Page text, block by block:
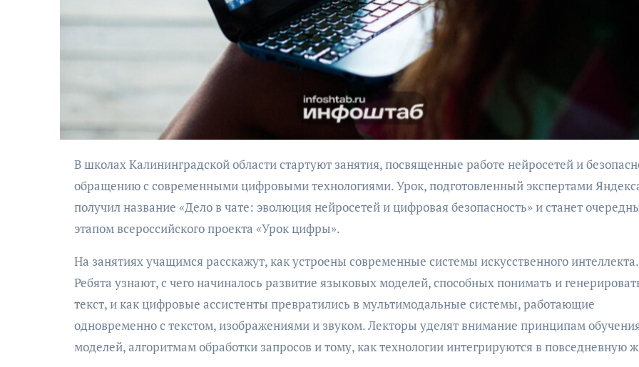
В школах Калининградской области стартуют занятия, посвященные работе нейросетей и безопасному
обращению с современными цифровыми технологиями. Урок, подготовленный экспертами
получил название «Дело в чате: эволюция нейросетей и цифровая безопасность» и станет
этапом всероссийского проекта «Урок цифры».
На занятиях учащимся расскажут, как устроены современные системы искусственного интеллекта.
Ребята узнают, с чего начиналось развитие языковых моделей, способных понимать и
текст, и как цифровые ассистенты превратились в мультимодальные системы, работающие
одновременно с текстом, изображениями и звуком. Лекторы уделят внимание принципам
моделей, алгоритмам обработки запросов и тому, как технологии интегрируются в повседневную
Музыкально-
поэтический
моноспектакль
«Исповедь в четыре
четверти пути»
КУЛЬТУРА
ОБЩЕСТВО
Николай Патрушев
поддержал
проведение в
Калининграде
морского фестиваля
«Открытое море»
АФИША
Организаторы
фестиваля
«Открытое
объявили даты
проведения!